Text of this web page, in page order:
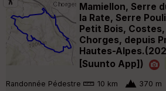
Mamiellon, Serre
la Rate, Serre
Petit Bois,
Chorges, depuis
Hautes-
[Suunto App])
Randonnée Pédestre 10 km 370 m